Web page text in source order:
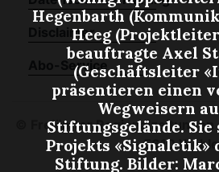
Hegenbarth
Heeg
beauftragte Axel
(Geschäftsleiter
präsentieren einen
Wegweisern
Stiftungsgelände. Sie
Projekts «Signaletik»
Stiftung. Bilder:
Disclaimer
Abo-Service
Freiämter Regionalzeitungen
- 5610